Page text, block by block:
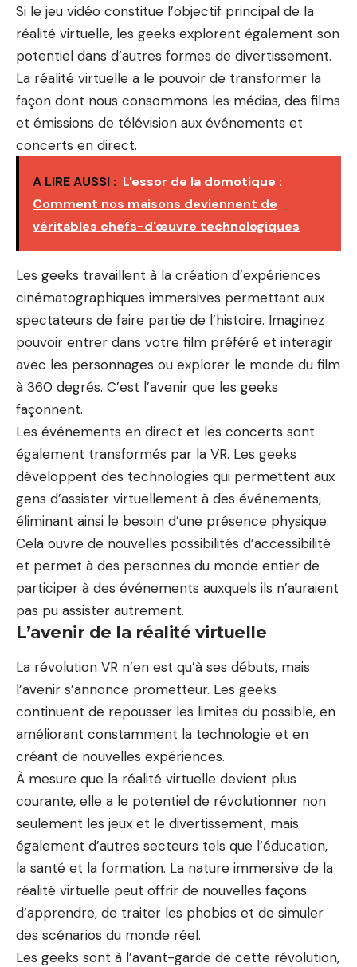
Si le jeu vidéo constitue l’objectif principal de la
réalité virtuelle, les geeks explorent également son
potentiel dans d’autres formes de divertissement.
La réalité virtuelle a le pouvoir de transformer la
façon dont nous consommons les médias, des films
et émissions de télévision aux événements et
concerts en direct.
A LIRE AUSSI : L'essor de la domotique :
Comment nos maisons deviennent de
véritables chefs-d'œuvre technologiques
Les geeks travaillent à la création d’expériences
cinématographiques immersives permettant aux
spectateurs de faire partie de l’histoire. Imaginez
pouvoir entrer dans votre film préféré et interagir
avec les personnages ou explorer le monde du film
à 360 degrés. C’est l’avenir que les geeks
façonnent.
Les événements en direct et les concerts sont
également transformés par la VR. Les geeks
développent des technologies qui permettent aux
gens d’assister virtuellement à des événements,
éliminant ainsi le besoin d’une présence physique.
Cela ouvre de nouvelles possibilités d’accessibilité
et permet à des personnes du monde entier de
participer à des événements auxquels ils n’auraient
pas pu assister autrement.
L’avenir de la réalité virtuelle
La révolution VR n’en est qu’à ses débuts, mais
l’avenir s’annonce prometteur. Les geeks
continuent de repousser les limites du possible, en
améliorant constamment la technologie et en
créant de nouvelles expériences.
À mesure que la réalité virtuelle devient plus
courante, elle a le potentiel de révolutionner non
seulement les jeux et le divertissement, mais
également d’autres secteurs tels que l’éducation,
la santé et la formation. La nature immersive de la
réalité virtuelle peut offrir de nouvelles façons
d’apprendre, de traiter les phobies et de simuler
des scénarios du monde réel.
Les geeks sont à l’avant-garde de cette révolution,